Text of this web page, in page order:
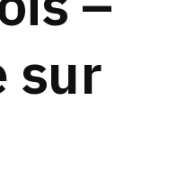
sur